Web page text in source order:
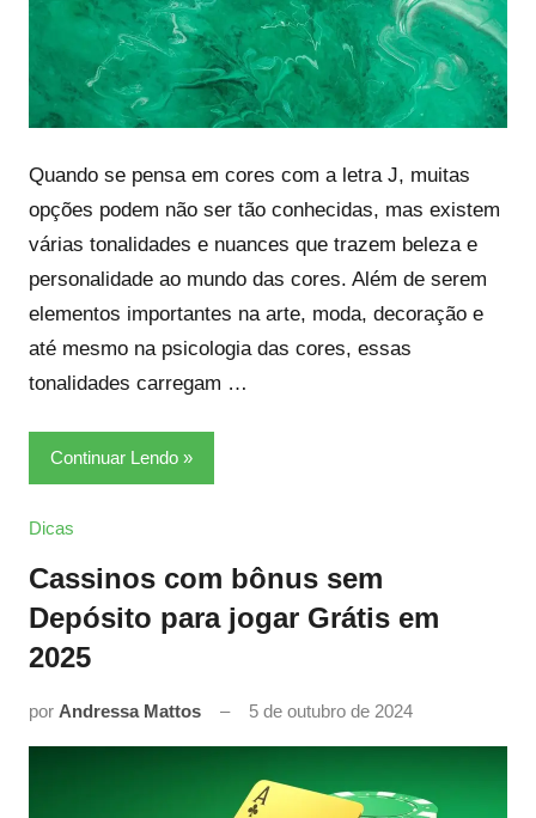
Quando se pensa em cores com a letra J, muitas
opções podem não ser tão conhecidas, mas existem
várias tonalidades e nuances que trazem beleza e
personalidade ao mundo das cores. Além de serem
elementos importantes na arte, moda, decoração e
até mesmo na psicologia das cores, essas
tonalidades carregam …
Continuar Lendo
Dicas
Cassinos com bônus sem
Depósito para jogar Grátis em
2025
por Andressa Mattos 5 de outubro de 2024